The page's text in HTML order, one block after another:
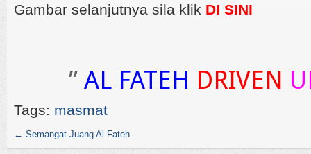
Gambar selanjutnya sila klik DI SINI
” AL FATEH DRIVEN
Tags: masmat
← Semangat Juang Al Fateh